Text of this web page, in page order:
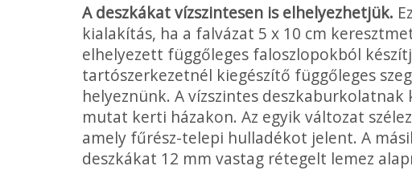
A deszkákat vízszintesen is elhelyezhetjük.
kialakítás, ha a falvázat 5 x 10 cm
elhelyezett függőleges faloszlopokból
tartószerkezetnél kiegészítő függőleges
helyeznünk. A vízszintes
mutat kerti házakon. Az egyik változat
amely fűrész-telepi hulladékot jelent. A
deszkákat 12 mm vastag rétegelt lemez